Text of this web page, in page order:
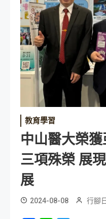
教育學習
中山醫大榮
三項殊榮 展
展
2024-08-08 行腳